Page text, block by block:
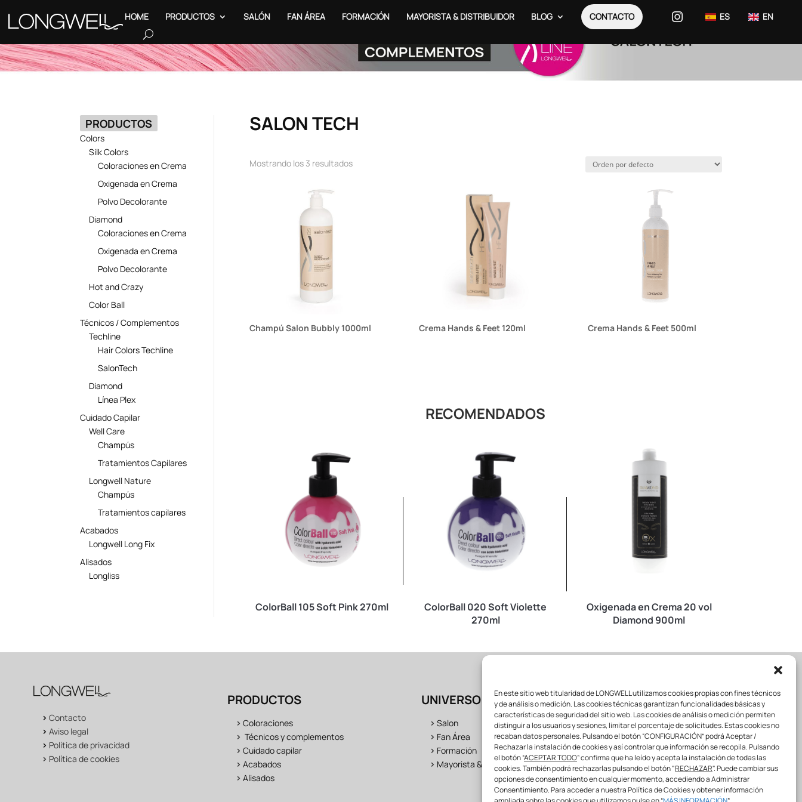
En este sitio web titularidad de LONGWELL utilizamos cookies propias con fines técnicos
y de análisis o medición. Las cookies técnicas garantizan funcionalidades básicas y
características de seguridad del sitio web. Las cookies de análisis o medición permiten
distinguir a los usuarios y sesiones, limitar el porcentaje de solicitudes. Estas cookies no
recaban datos personales. Pulsando el botón “CONFIGURACIÓN” podrá Aceptar /
Rechazar la instalación de cookies y así controlar que información se recopila. Pulsando
el botón “ACEPTAR TODO” confirma que ha leído y acepta la instalación de todas las
cookies. También podrá rechazarlas pulsando el botón "RECHAZAR". Puede cambiar sus
opciones de consentimiento en cualquier momento, accediendo a Administrar
Consentimiento. Para acceder a nuestra Política de Cookies y obtener información
HOME PRODUCTOS SALÓN FAN ÁREA FORMACIÓN MAYORISTA & DISTRIBUIDOR BLOG CONTACTO ES EN
PRODUCTOS
Colors
Silk Colors
Coloraciones en Crema
Oxigenada en Crema
Polvo Decolorante
Diamond
Coloraciones en Crema
Oxigenada en Crema
Polvo Decolorante
Hot and Crazy
Color Ball
Técnicos / Complementos
Techline
Hair Colors Techline
SalonTech
Diamond
Línea Plex
Cuidado Capilar
Well Care
Champús
Tratamientos Capilares
Longwell Nature
Champús
Tratamientos capilares
Acabados
Longwell Long Fix
Alisados
Longliss
SALON TECH
Mostrando los 3 resultados
Champú Salon Bubbly 1000ml Crema Hands & Feet 120ml Crema Hands & Feet 500ml
RECOMENDADOS
ColorBall 105 Soft Pink 270ml
ColorBall 020 Soft Violette
270ml
Oxigenada en Crema 20 vol
Diamond 900ml
> Contacto
> Aviso legal
> Política de privacidad
> Política de cookies
PRODUCTOS
> Coloraciones
> Técnicos y complementos
> Cuidado capilar
> Acabados
> Alisados
UNIVERSO LONGWELL
> Salon
> Fan Área
> Formación
> Mayorista & distribuidor
SÍGUENOS
info@longwellprofessional.com
¡COMPARTE CON NOSOTROS!
#longwell#longwellspain